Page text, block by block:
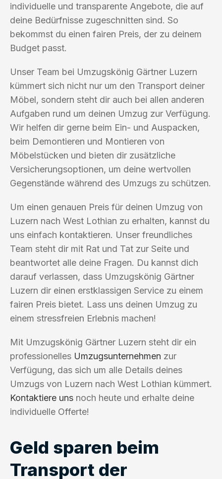
individuelle und transparente Angebote, die auf
deine Bedürfnisse zugeschnitten sind. So
bekommst du einen fairen Preis, der zu deinem
Budget passt.
Unser Team bei Umzugskönig Gärtner Luzern
kümmert sich nicht nur um den Transport deiner
Möbel, sondern steht dir auch bei allen anderen
Aufgaben rund um deinen Umzug zur Verfügung.
Wir helfen dir gerne beim Ein- und Auspacken,
beim Demontieren und Montieren von
Möbelstücken und bieten dir zusätzliche
Versicherungsoptionen, um deine wertvollen
Gegenstände während des Umzugs zu schützen.
Um einen genauen Preis für deinen Umzug von
Luzern nach West Lothian zu erhalten, kannst du
uns einfach kontaktieren. Unser freundliches
Team steht dir mit Rat und Tat zur Seite und
beantwortet alle deine Fragen. Du kannst dich
darauf verlassen, dass Umzugskönig Gärtner
Luzern dir einen erstklassigen Service zu einem
fairen Preis bietet. Lass uns deinen Umzug zu
einem stressfreien Erlebnis machen!
Mit Umzugskönig Gärtner Luzern steht dir ein
professionelles Umzugsunternehmen zur
Verfügung, das sich um alle Details deines
Umzugs von Luzern nach West Lothian kümmert.
Kontaktiere uns noch heute und erhalte deine
individuelle Offerte!
Geld sparen beim
Transport der